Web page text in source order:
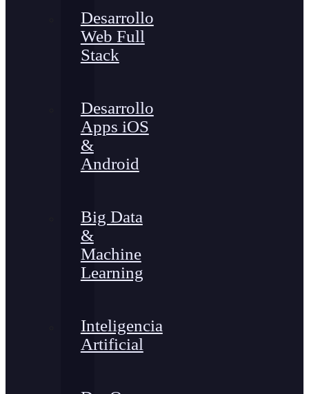
Desarrollo
Web Full
Stack
Desarrollo
Apps iOS
&
Android
Big Data
&
Machine
Learning
Inteligencia
Artificial